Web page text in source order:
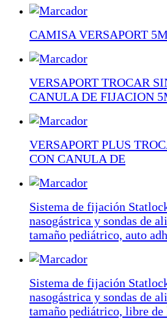
CAMISA VERSAPORT
VERSAPORT TROCAR
CANULA DE FIJACION
VERSAPORT PLUS
CON CANULA DE
Sistema de fijación
nasogástrica y sondas de
tamaño pediátrico, auto
Sistema de fijación
nasogástrica y sondas de
tamaño pediátrico, libre de